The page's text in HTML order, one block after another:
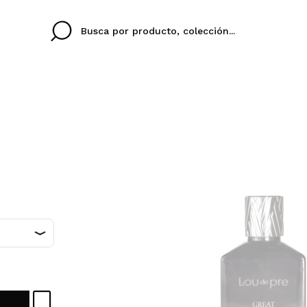
Al crear una cuenta
rápidamente, revisar
anteriores.
IDIOMA ENGLISH
colori